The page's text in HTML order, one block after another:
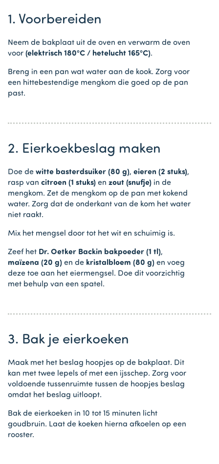
1. Voorbereiden
Neem de bakplaat uit de oven en verwarm de oven
voor (elektrisch 180°C / hetelucht 165°C).
Breng in een pan wat water aan de kook. Zorg voor
een hittebestendige mengkom die goed op de pan
past.
2. Eierkoekbeslag maken
Doe de witte basterdsuiker (80 g), eieren (2 stuks),
rasp van citroen (1 stuks) en zout (snufje) in de
mengkom. Zet de mengkom op de pan met kokend
water. Zorg dat de onderkant van de kom het water
niet raakt.
Mix het mengsel door tot het wit en schuimig is.
Zeef het Dr. Oetker Backin bakpoeder (1 tl),
maïzena (20 g) en de kristalbloem (80 g) en voeg
deze toe aan het eiermengsel. Doe dit voorzichtig
met behulp van een spatel.
3. Bak je eierkoeken
Maak met het beslag hoopjes op de bakplaat. Dit
kan met twee lepels of met een ijsschep. Zorg voor
voldoende tussenruimte tussen de hoopjes beslag
omdat het beslag uitloopt.
Bak de eierkoeken in 10 tot 15 minuten licht
goudbruin. Laat de koeken hierna afkoelen op een
rooster.